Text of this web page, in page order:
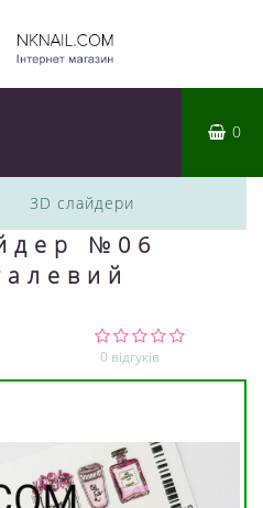
0
3D слайдери
№06
0 відгуків